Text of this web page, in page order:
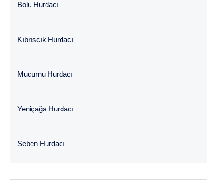
Bolu Hurdacı
Kıbrıscık Hurdacı
Mudurnu Hurdacı
Yeniçağa Hurdacı
Seben Hurdacı